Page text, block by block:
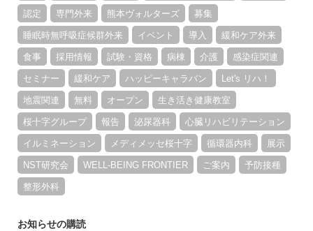
認定 専門外来 熊本ヴォルターズ 募集
睡眠時無呼吸症候群外来 イベント 導入 緩和ケア外来
食事 採用情報 試験・資格 病棟 介護 感染症関連
セミナー 緩和ケア ハッピーキャラバン Let's リハ！
地震関連 無料 オープン 生き活き健康教室
桜十字グループ 報告 泌尿器科 心臓リハビリテーション
イルミネーション メディメッセ桜十字 循環器内科 展示
NST研究会 WELL-BEING FRONTIER ご案内 予防接種
整形外科
お知らせの購読